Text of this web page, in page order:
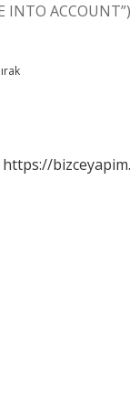
INTO
https://